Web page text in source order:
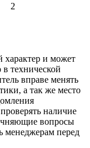
2
и может
в технической
вправе менять
а так же место
наличие
вопросы
менеджерам перед